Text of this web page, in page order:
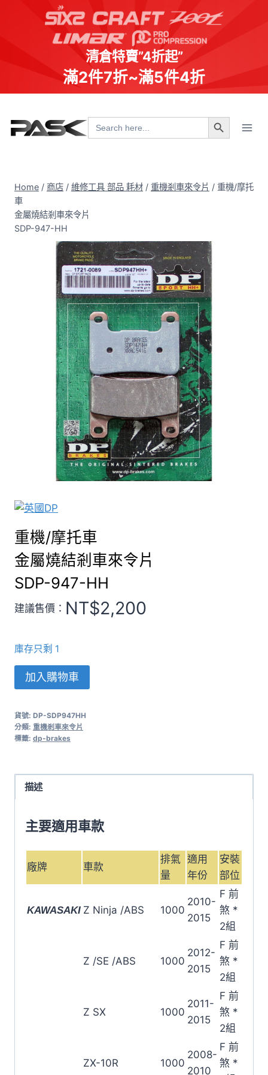
清倉特賣”4折起”
滿2件7折~滿5件4折
content
Search
for:
Search Button
Home / 商店 / 維修工具 部品 耗材 / 重機剎車來令片 / 重機/摩托
車
金屬燒結剎車來令片
SDP-947-HH
重機/摩托車
金屬燒結剎車來令片
SDP-947-HH
建議售價： NT$2,200
庫存只剩 1
機/
托
車
結
947-
加入購物車
貨號: DP-SDP947HH
分類: 重機剎車來令片
標籤: dp-brakes
描述
主要適用車款
廠牌 車款
排氣
量
適用
年份
安裝
部位
KAWASAKI Z Ninja /ABS 1000
2010-
2015
F 前
煞 *
2組
Z /SE /ABS 1000
2012-
2015
F 前
煞 *
2組
Z SX 1000
2011-
2015
F 前
煞 *
2組
ZX-10R 1000
2008-
2010
F 前
煞 *